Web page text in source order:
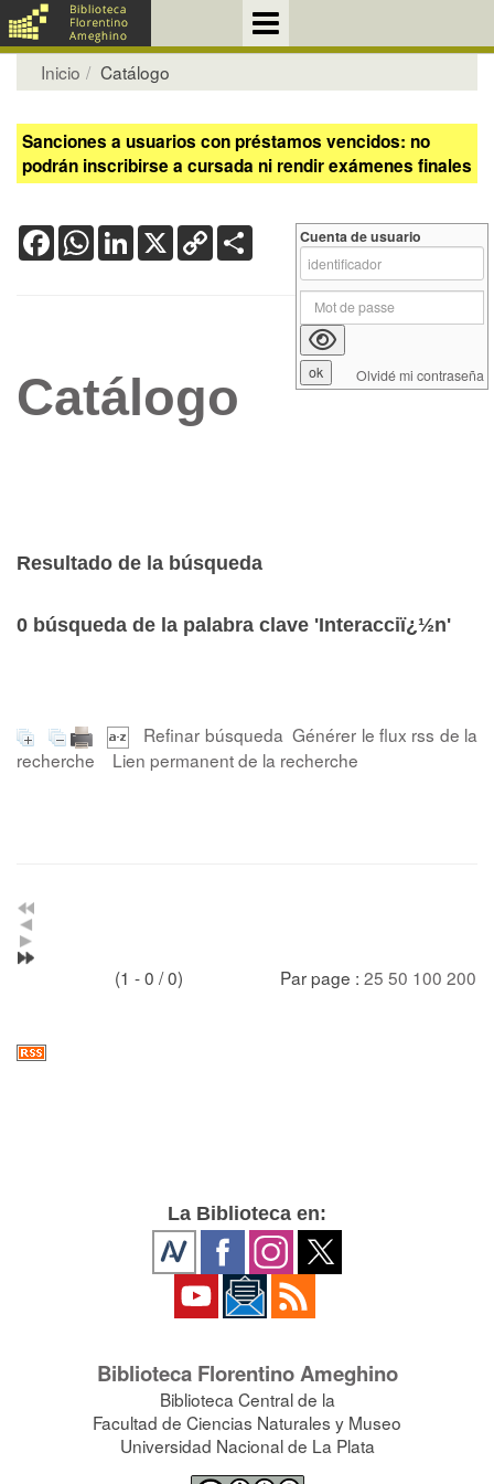
Inicio Catálogo
Sanciones a usuarios con préstamos vencidos: no
podrán inscribirse a cursada ni rendir exámenes finales
FacebookWhatsApp
LinkedIn
X Copy
Link
Catálogo
Resultado de la búsqueda
0 búsqueda de la palabra clave 'Interacciï¿½n'
Refinar búsqueda Générer le flux rss de la
recherche
Lien permanent de la recherche
(1 - 0 / 0) Par page : 25 50 100 200
Cuenta de usuario
Olvidé mi contraseña
La Biblioteca en:
Biblioteca Florentino Ameghino
Biblioteca Central de la
Facultad de Ciencias Naturales y Museo
Universidad Nacional de La Plata